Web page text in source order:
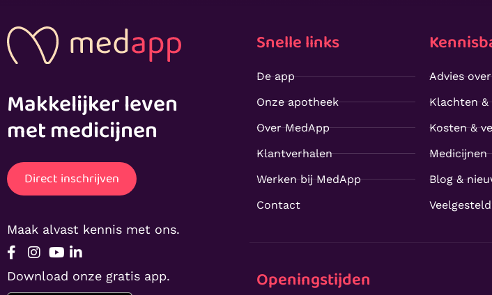
Makkelijker leven
met medicijnen
Direct inschrijven
Maak alvast kennis met ons.
Download onze gratis app.
Snelle links
De app
Onze apotheek
Over MedApp
Klantverhalen
Werken bij MedApp
Contact
Advies
Klachten &
Kosten &
Medicijnen
Blog &
Openingstijden